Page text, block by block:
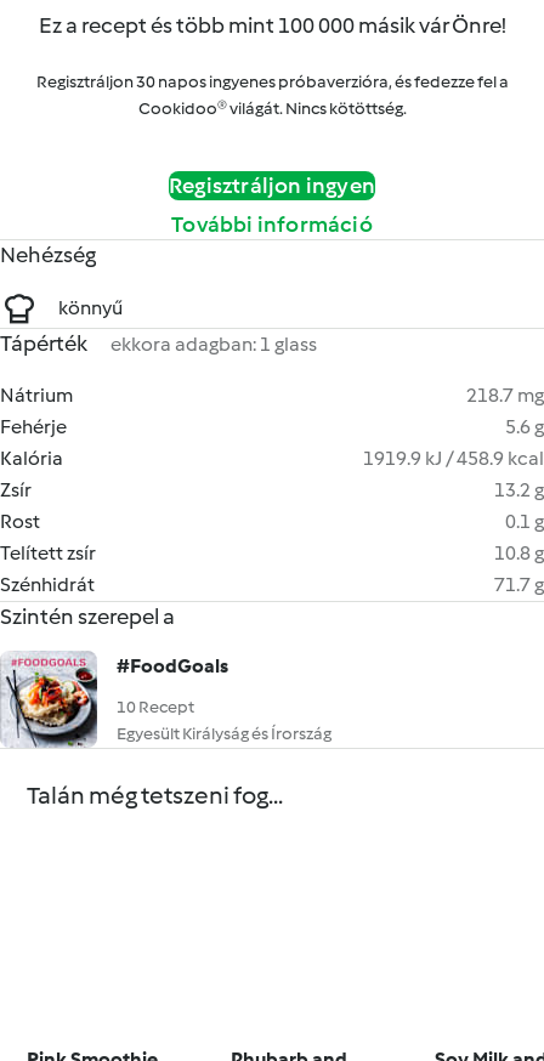
Ez a recept és több mint 100 000 másik vár Önre!
Regisztráljon 30 napos ingyenes próbaverzióra, és fedezze fel a
Cookidoo® világát. Nincs kötöttség.
Regisztráljon ingyen
További információ
Nehézség
könnyű
Tápérték ekkora adagban: 1 glass
Nátrium
218.7 mg
Fehérje
5.6 g
Kalória
1919.9 kJ / 458.9 kcal
Zsír
13.2 g
Rost
0.1 g
Telített zsír
10.8 g
Szénhidrát
71.7 g
Szintén szerepel a
#FoodGoals
10 Recept
Egyesült Királyság és Írország
Talán még tetszeni fog...